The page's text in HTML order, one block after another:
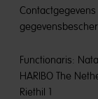
Functionaris:
HARIBO The
Riethil 1